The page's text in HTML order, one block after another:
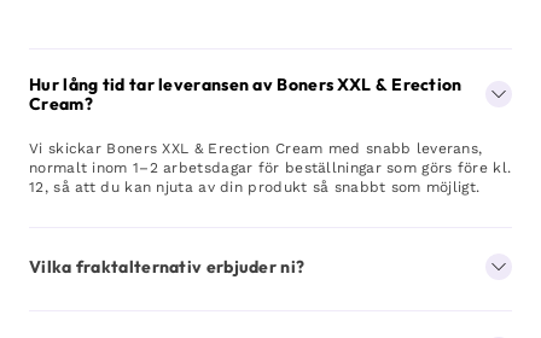
Hur lång tid tar leveransen av Boners XXL & Erection
Cream?
Vi skickar Boners XXL & Erection Cream med snabb leverans,
normalt inom 1–2 arbetsdagar för beställningar som görs före kl.
12, så att du kan njuta av din produkt så snabbt som möjligt.
Vilka fraktalternativ erbjuder ni?